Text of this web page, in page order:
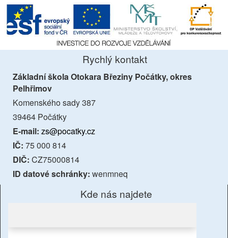
Rychlý kontakt
Základní škola Otokara Březiny Počátky, okres
Pelhřimov
Komenského sady 387
39464 Počátky
E-mail: zs@pocatky.cz
IČ: 75 000 814
DIČ: CZ75000814
ID datové schránky: wenmneq
Kde nás najdete